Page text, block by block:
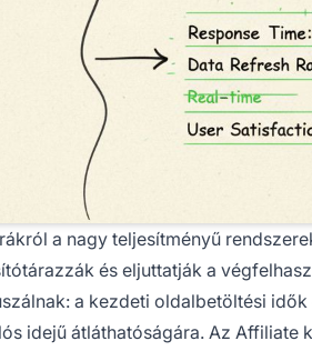
a nagy teljesítményű
és eljuttatják a
a kezdeti oldalbetöltési
idejű átláthatóságára. Az Affiliate